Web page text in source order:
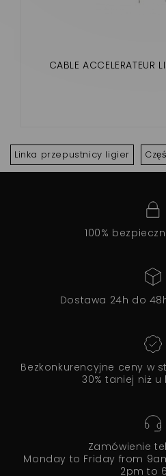
CABLE ACCELERATEUR
Linka przepustnicy ligier
100%
Dostawa 24h do
Bezkonkurencyjne ceny w
30% taniej niż u
Zamówienie
Monday to Friday from
2pm to